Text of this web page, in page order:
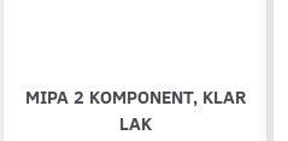
MIPA 2 KOMPONENT, KLAR
LAK